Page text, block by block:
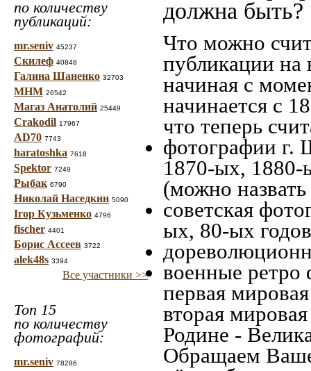
по количеству
публикаций:
mr.seniv 45237
Скилеф 40848
Галина Шаненко 32703
МНМ 26542
Магаз Анатолий 25449
Crakodil 17967
AD70 7743
haratoshka 7618
Spektor 7249
Рыбак 6790
Николай Наседкин 5090
Ігор Кузьменко 4796
fischer 4401
Борис Ассеев 3722
alek48s 3394
Все участники >>
Топ 15
по количеству
фотографий:
mr.seniv 78286
должна быть?
Что можно
публикации
начиная c
начинается с
что теперь
фотографии г.
1870-ых, 1880-
(можно
советская
ых, 80-ых
военные ретро
первая
вторая
Родине -
Обращаем